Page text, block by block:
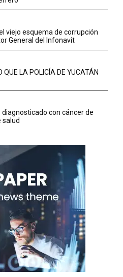
viejo esquema de corrupción
General del Infonavit
LA POLICÍA DE YUCATÁN
con cáncer de
salud